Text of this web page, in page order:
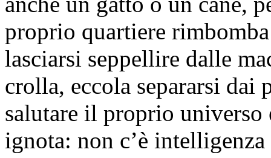
proprio quartiere
lasciarsi seppellire dalle
crolla, eccola separarsi
salutare il proprio universo
ignota: non c’è